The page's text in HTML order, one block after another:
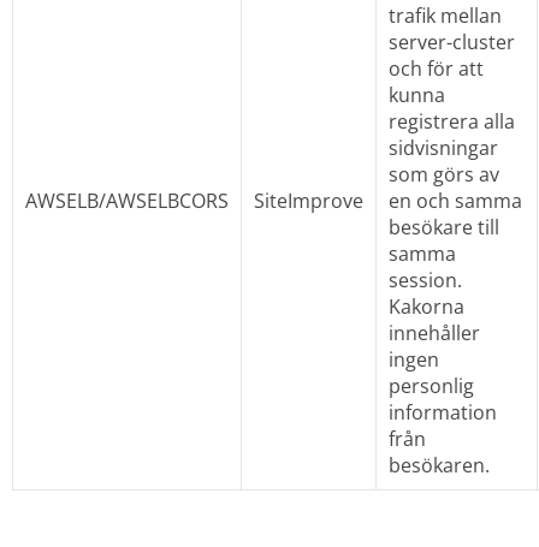
AWSELB/AWSELBCORS SiteImprove
trafik mellan
server-cluster
och för att
kunna
registrera alla
sidvisningar
som görs av
en och samma
besökare till
samma
session.
Kakorna
innehåller
ingen
personlig
information
från
besökaren.